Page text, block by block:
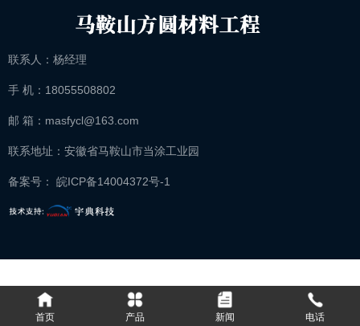
联系人：杨经理
手 机：18055508802
邮 箱：masfycl@163.com
联系地址：安徽省马鞍山市当涂工业园
备案号： 皖ICP备14004372号-1
首页 产品 新闻 电话